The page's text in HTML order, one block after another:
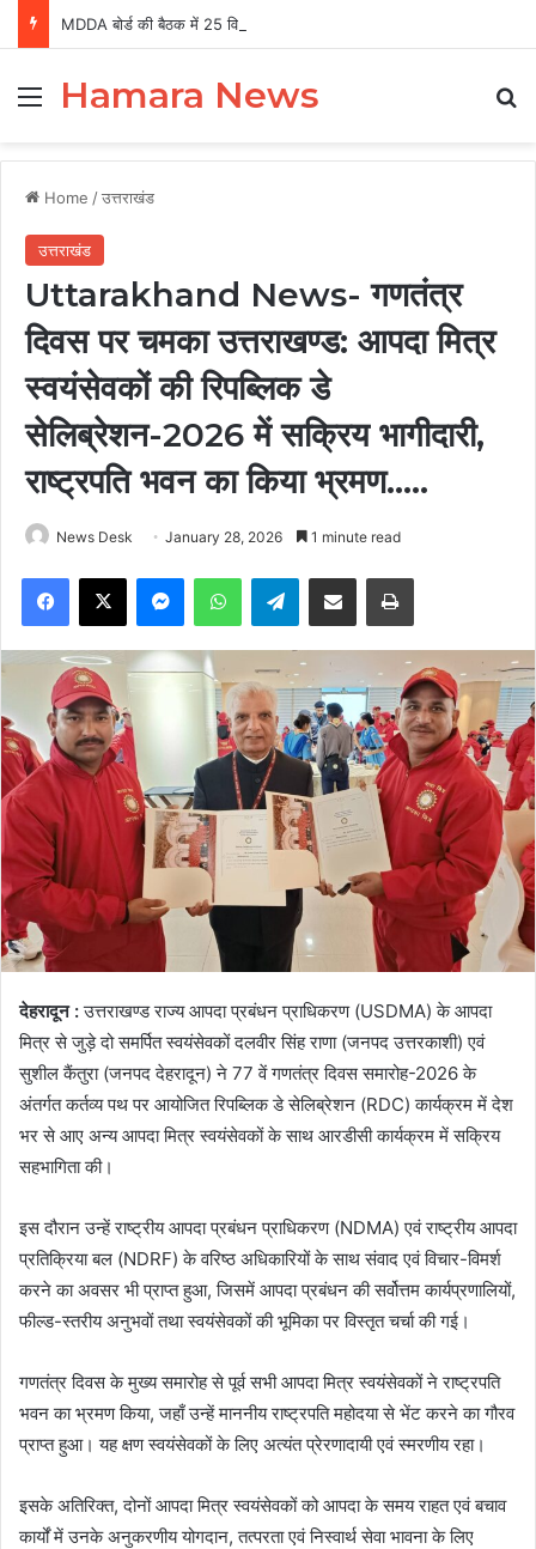
MenuHamara News
Home /उत्तराखंड
उत्तराखंड
Uttarakhand News- गणतंत्र
दिवस पर चमका उत्तराखण्ड: आपदा मित्र
स्वयंसेवकों की रिपब्लिक डे
सेलिब्रेशन-2026 में सक्रिय भागीदारी,
राष्ट्रपति भवन का किया भ्रमण…..
News Desk January 28, 2026 1 minute read
Facebook
X MessengerWhatsAppTelegramShare via Email Print
देहरादून :उत्तराखण्ड राज्य आपदा प्रबंधन प्राधिकरण (USDMA) के आपदा
मित्र से जुड़े दो समर्पित स्वयंसेवकों दलवीर सिंह राणा (जनपद उत्तरकाशी) एवं
सुशील कैंतुरा (जनपद देहरादून) ने 77 वें गणतंत्र दिवस समारोह-2026 के
अंतर्गत कर्तव्य पथ पर आयोजित रिपब्लिक डे सेलिब्रेशन (RDC) कार्यक्रम में देश
भर से आए अन्य आपदा मित्र स्वयंसेवकों के साथ आरडीसी कार्यक्रम में सक्रिय
सहभागिता की।
इस दौरान उन्हें राष्ट्रीय आपदा प्रबंधन प्राधिकरण (NDMA) एवं राष्ट्रीय आपदा
प्रतिक्रिया बल (NDRF) के वरिष्ठ अधिकारियों के साथ संवाद एवं विचार-विमर्श
करने का अवसर भी प्राप्त हुआ, जिसमें आपदा प्रबंधन की सर्वोत्तम कार्यप्रणालियों,
फील्ड-स्तरीय अनुभवों तथा स्वयंसेवकों की भूमिका पर विस्तृत चर्चा की गई।
गणतंत्र दिवस के मुख्य समारोह से पूर्व सभी आपदा मित्र स्वयंसेवकों ने राष्ट्रपति
भवन का भ्रमण किया, जहाँ उन्हें माननीय राष्ट्रपति महोदया से भेंट करने का गौरव
प्राप्त हुआ। यह क्षण स्वयंसेवकों के लिए अत्यंत प्रेरणादायी एवं स्मरणीय रहा।
इसके अतिरिक्त, दोनों आपदा मित्र स्वयंसेवकों को आपदा के समय राहत एवं बचाव
कार्यों में उनके अनुकरणीय योगदान, तत्परता एवं निस्वार्थ सेवा भावना के लिए